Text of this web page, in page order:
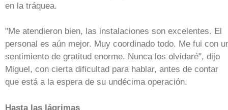
en la tráquea.
"Me atendieron bien, las instalaciones son excelentes. El
personal es aún mejor. Muy coordinado todo. Me fui con
sentimiento de gratitud enorme. Nunca los olvidaré", dijo
Miguel, con cierta dificultad para hablar, antes de contar
que está a la espera de su undécima operación.
Hasta las lágrimas